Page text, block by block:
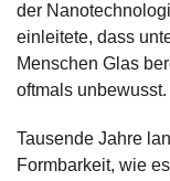
der
einleitete, dass
Menschen Glas
oftmals unbewusst.
Tausende Jahre
Formbarkeit, wie